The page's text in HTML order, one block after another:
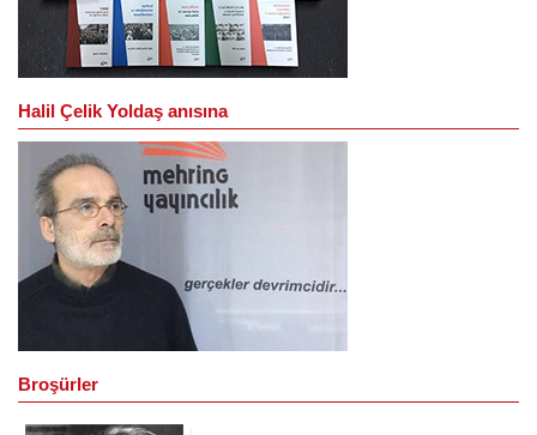
Halil Çelik Yoldaş anısına
Broşürler